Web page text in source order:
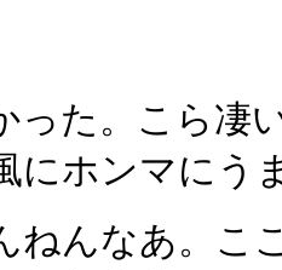
た。こら凄
にホンマにう
ねんなあ。こ